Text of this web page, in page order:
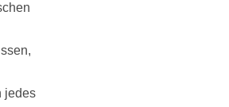
jedes